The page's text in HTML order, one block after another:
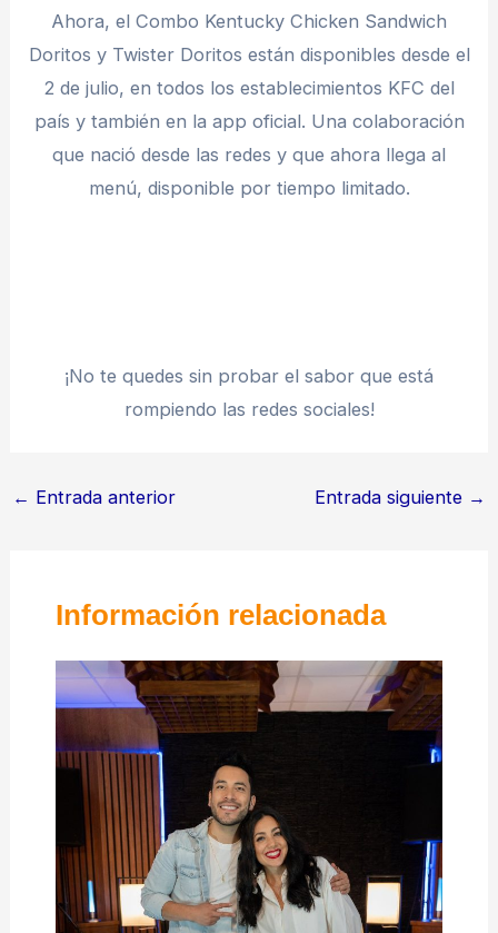
Ahora, el Combo Kentucky Chicken Sandwich
Doritos y Twister Doritos están disponibles desde el
2 de julio, en todos los establecimientos KFC del
país y también en la app oficial. Una colaboración
que nació desde las redes y que ahora llega al
menú, disponible por tiempo limitado.
¡No te quedes sin probar el sabor que está
rompiendo las redes sociales!
← Entrada anterior Entrada siguiente →
Información relacionada